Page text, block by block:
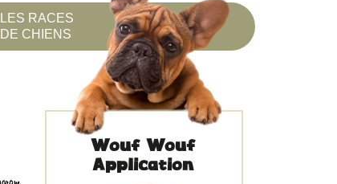
LES RACES
DE CHIENS
Wouf Wouf
Application